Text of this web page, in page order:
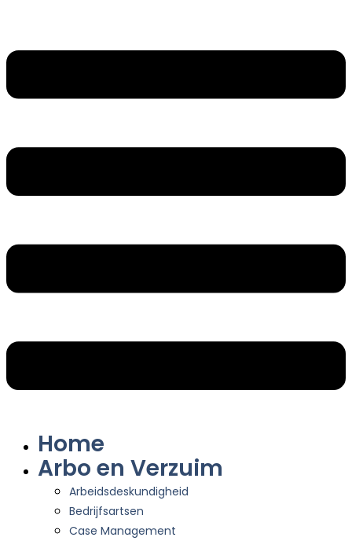
Home
Arbo en Verzuim
Arbeidsdeskundigheid
Bedrijfsartsen
Case Management